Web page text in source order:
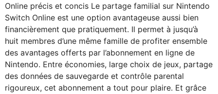
Online précis et concis Le partage familial sur Nintendo
Switch Online est une option avantageuse aussi bien
financièrement que pratiquement. Il permet à jusqu’à
huit membres d’une même famille de profiter ensemble
des avantages offerts par l’abonnement en ligne de
Nintendo. Entre économies, large choix de jeux, partage
des données de sauvegarde et contrôle parental
rigoureux, cet abonnement a tout pour plaire. Et grâce